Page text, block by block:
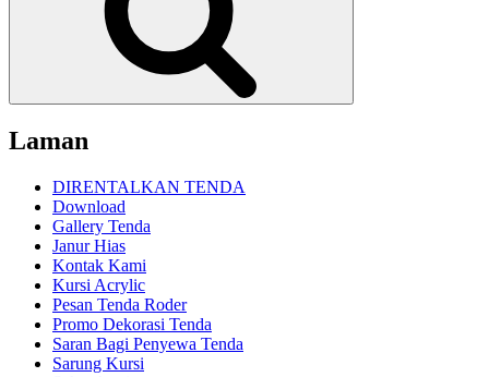
Laman
DIRENTALKAN TENDA
Download
Gallery Tenda
Janur Hias
Kontak Kami
Kursi Acrylic
Pesan Tenda Roder
Promo Dekorasi Tenda
Saran Bagi Penyewa Tenda
Sarung Kursi